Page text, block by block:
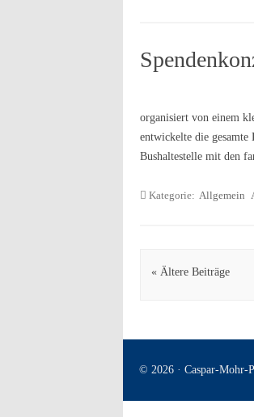
organisiert von einem
entwickelte die gesamte
Bushaltestelle mit den
Kategorie: Allgemein
Artikel Navigation
« Ältere Beiträge
© 2026 · Caspar-Mohr-